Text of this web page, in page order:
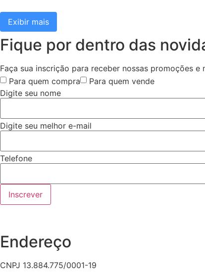
Exibir mais
Fique por dentro das
Faça sua inscrição para receber nossas promoções e
Para quem compra
Para quem vende
Digite seu nome
Digite seu melhor e-mail
Telefone
Inscrever
Endereço
CNPJ 13.884.775/0001-19